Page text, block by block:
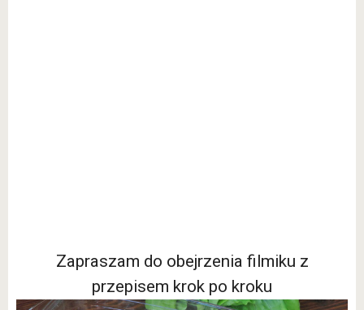
Zapraszam do obejrzenia filmiku z
przepisem krok po kroku